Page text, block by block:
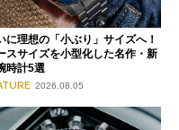
に理想の「小ぶり」サイズへ！
スサイズを小型化した名作・新
時計5選
2026.08.05